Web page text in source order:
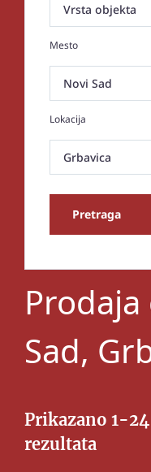
Mesto
Lokacija
Grbavica
Pretraga
Sad,
Prikazano 1-
rezultata